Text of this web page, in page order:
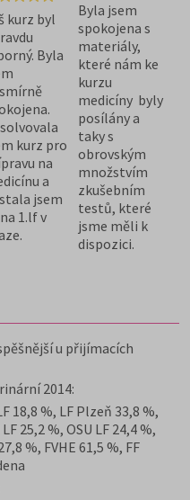
kurz byl
Byla
kurz pro
na
a
jsem
1.lf v
Byla jsem
spokojena s
materiály,
které nám ke
kurzu
medicíny byly
posílány a
taky s
obrovským
množstvím
zkušebním
testů, které
jsme měli k
dispozici.
u přijímacích
2014:
18,8 %, LF Plzeň 33,8 %,
25,2 %, OSU LF 24,4 %,
%, FVHE 61,5 %, FF